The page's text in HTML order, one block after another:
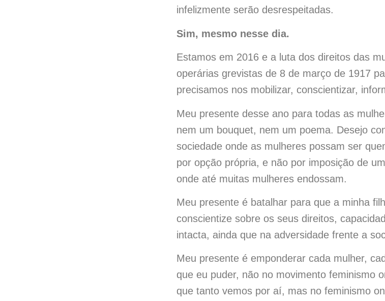
infelizmente serão desrespeitadas.
Sim, mesmo nesse dia.
Estamos em 2016 e a luta dos direitos das
operárias grevistas de 8 de março de 1917
precisamos nos mobilizar, conscientizar,
Meu presente desse ano para todas as
nem um bouquet, nem um poema. Desejo
sociedade onde as mulheres possam ser
por opção própria, e não por imposição de
onde até muitas mulheres endossam.
Meu presente é batalhar para que a minha
conscientize sobre os seus direitos,
intacta, ainda que na adversidade frente a
Meu presente é emponderar cada mulher,
que eu puder, não no movimento feminismo
que tanto vemos por aí, mas no feminismo